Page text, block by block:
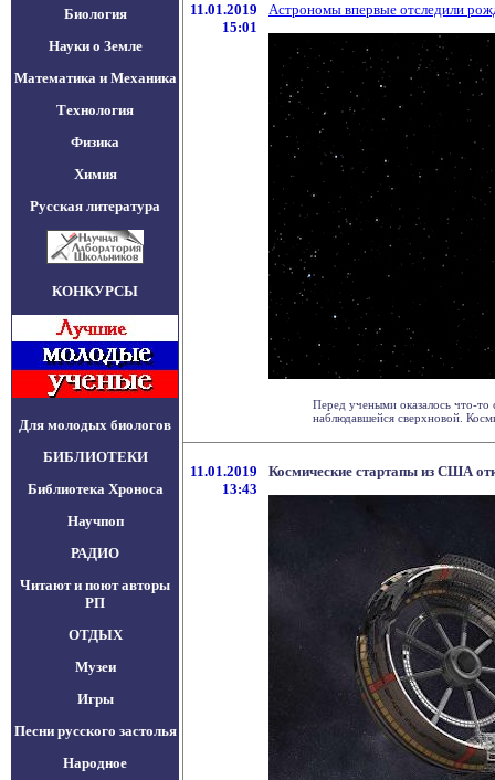
Биология
Науки о Земле
Математика и Механика
Технология
Физика
Химия
Русская литература
КОНКУРСЫ
Для молодых биологов
БИБЛИОТЕКИ
Библиотека Хроноса
Научпоп
РАДИО
Читают и поют авторы
РП
ОТДЫХ
Музеи
Игры
Песни русского застолья
Народное
11.01.2019
15:01
Астрономы впервые отследили
Перед учеными оказалось что-то
наблюдавшейся сверхновой.
11.01.2019
13:43
Космические стартапы из США